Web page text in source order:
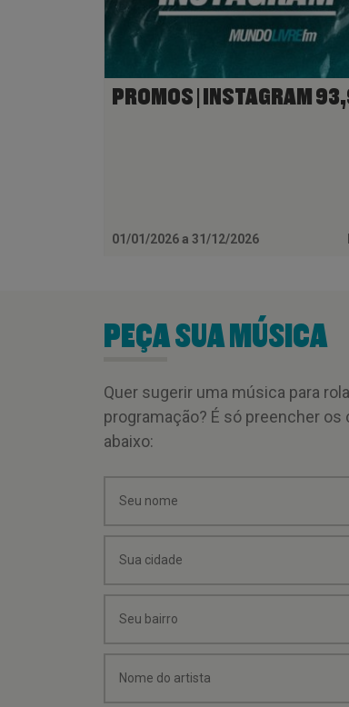
PROMOS | INSTAGRAM
01/01/2026 a 31/12/2026
PEÇA SUA MÚSICA
Quer sugerir uma música para
programação? É só preencher os
abaixo: